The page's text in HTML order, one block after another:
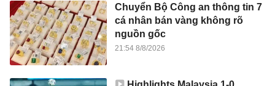
Chuyển Bộ Công an thông tin 7
cá nhân bán vàng không rõ
nguồn gốc
21:54 8/8/2026